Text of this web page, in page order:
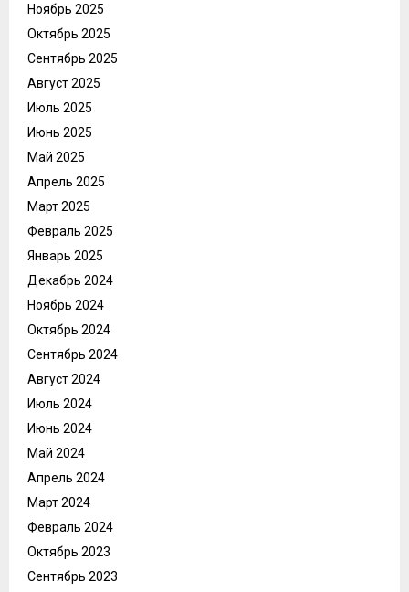
Ноябрь 2025
Октябрь 2025
Сентябрь 2025
Август 2025
Июль 2025
Июнь 2025
Май 2025
Апрель 2025
Март 2025
Февраль 2025
Январь 2025
Декабрь 2024
Ноябрь 2024
Октябрь 2024
Сентябрь 2024
Август 2024
Июль 2024
Июнь 2024
Май 2024
Апрель 2024
Март 2024
Февраль 2024
Октябрь 2023
Сентябрь 2023